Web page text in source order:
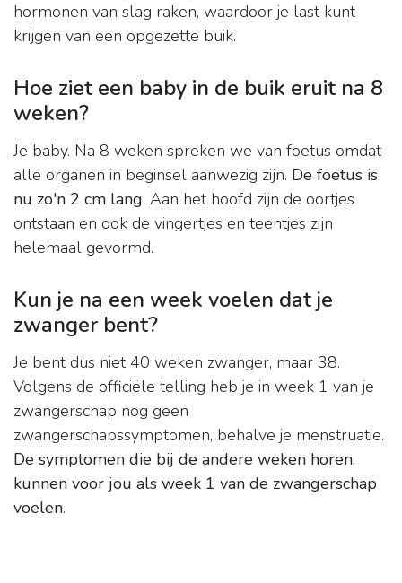
hormonen van slag raken, waardoor je last kunt
krijgen van een opgezette buik.
Hoe ziet een baby in de buik eruit na 8
weken?
Je baby. Na 8 weken spreken we van foetus omdat
alle organen in beginsel aanwezig zijn. De foetus is
nu zo'n 2 cm lang. Aan het hoofd zijn de oortjes
ontstaan en ook de vingertjes en teentjes zijn
helemaal gevormd.
Kun je na een week voelen dat je
zwanger bent?
Je bent dus niet 40 weken zwanger, maar 38.
Volgens de officiële telling heb je in week 1 van je
zwangerschap nog geen
zwangerschapssymptomen, behalve je menstruatie.
De symptomen die bij de andere weken horen,
kunnen voor jou als week 1 van de zwangerschap
voelen.